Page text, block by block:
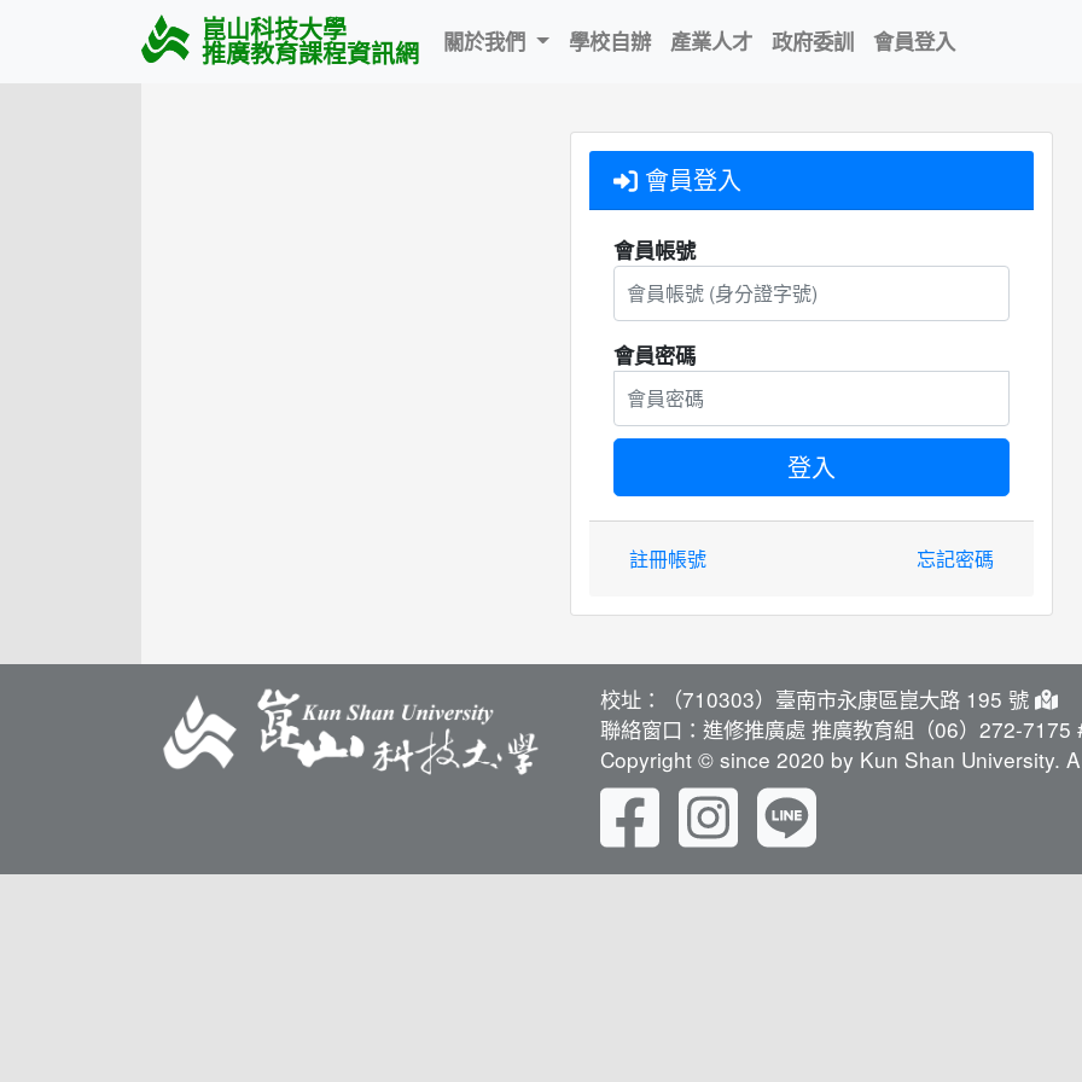
崑山科技大學
推廣教育課程資訊網 關於我們 學校自辦 產業人才 政府委訓 會員登入
會員登入
會員帳號
會員密碼
註冊帳號 忘記密碼
校址：（710303）臺南市永康區崑大路 195 號
聯絡窗口：進修推廣處 推廣教育組（06）272-7175
Copyright © since 2020 by Kun Shan University.